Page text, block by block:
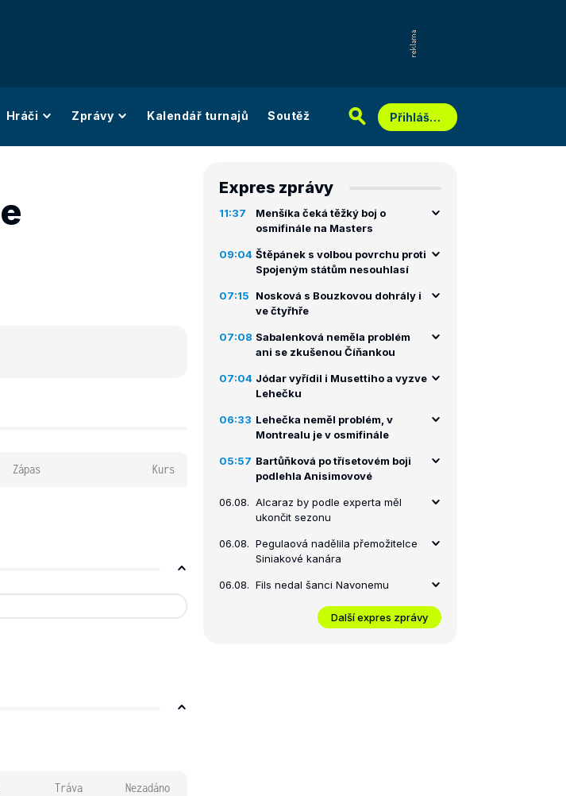
Hráči Zprávy Kalendář turnajů Soutěž Přihlášení
Zápas Kurs
Tráva Nezadáno
Expres zprávy
11:37
Menšíka čeká těžký boj o
osmifinále na Masters
09:04 Štěpánek s volbou povrchu proti
Spojeným státům nesouhlasí
07:15
Nosková s Bouzkovou dohrály i
ve čtyřhře
07:08 Sabalenková neměla problém
ani se zkušenou Číňankou
07:04 Jódar vyřídil i Musettiho a vyzve
Lehečku
06:33 Lehečka neměl problém, v
Montrealu je v osmifinále
05:57 Bartůňková po třísetovém boji
podlehla Anisimovové
06.08. Alcaraz by podle experta měl
ukončit sezonu
06.08. Pegulaová nadělila přemožitelce
Siniakové kanára
06.08. Fils nedal šanci Navonemu
Další expres zprávy